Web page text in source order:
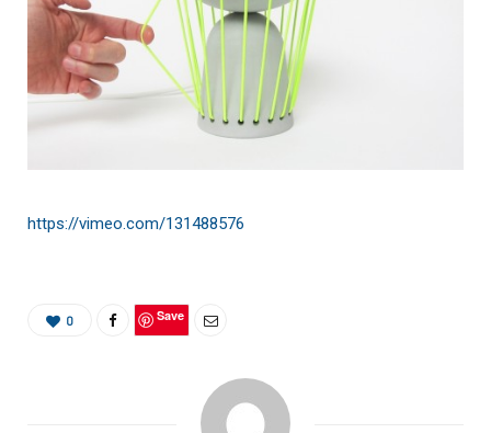
https://vimeo.com/131488576
0 Save